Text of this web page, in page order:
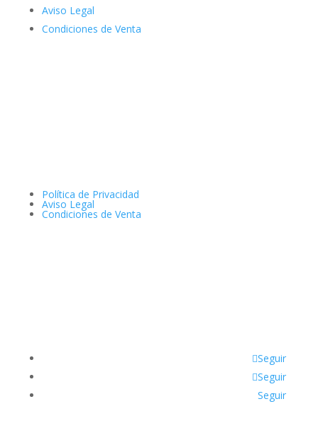
Aviso Legal
Condiciones de Venta
Política de Privacidad
Aviso Legal
Condiciones de Venta
Seguir
Seguir
Seguir